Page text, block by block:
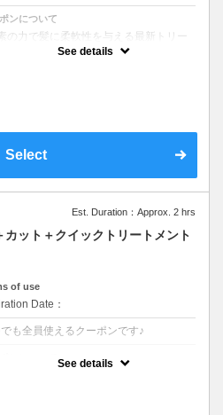
ンについて
の力で髪に柔軟性を与える最新トリー
ント●ＳＢ込●長さ料金あり《こちらのク
See details
Select
Est. Duration：Approx. 2 hrs
カット＋クイックトリートメント
of use
Date：
も全員使えるクーポンです♪
See details